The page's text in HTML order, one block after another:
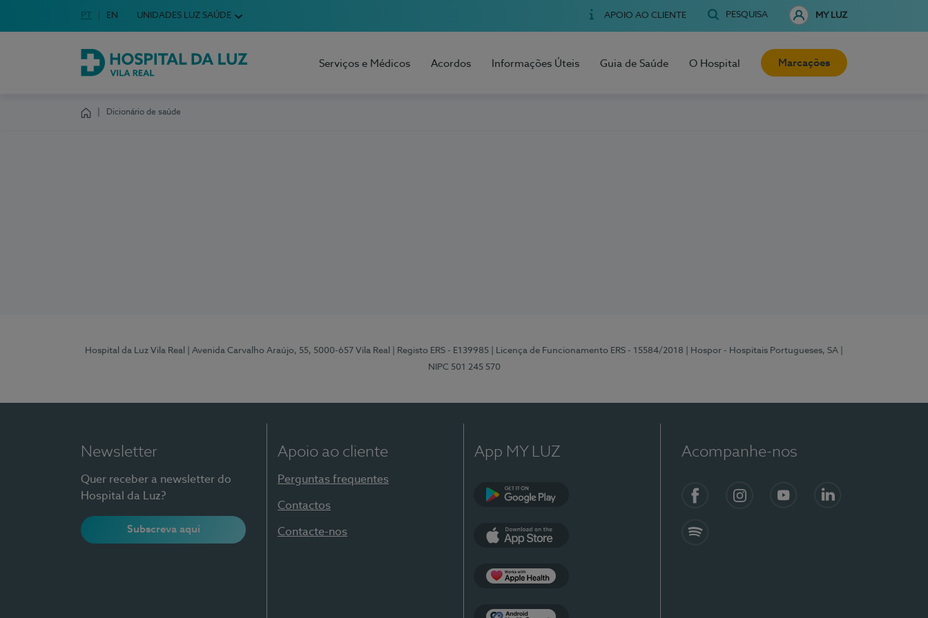
Escolha o seu idioma
Idioma em Português
PT English Language
EN UNIDADES LUZ SAÚDE APOIO AO CLIENTE PESQUISA MY LUZ
Hospital da Luz Vila Real
Serviços e Médicos Acordos Informações Úteis Guia de Saúde O Hospital Marcações
Dicionário de saúde
Hospital da Luz Vila Real | Avenida Carvalho Araújo, 55, 5000-657 Vila Real | Registo ERS - E139985 | Licença de Funcionamento ERS - 15584/2018 | Hospor - Hospitais Portugueses, SA
NIPC 501 245 570
Newsletter
Quer receber a newsletter do
Hospital da Luz?
Subscreva aqui
Apoio ao cliente
Perguntas frequentes
Contactos
Contacte-nos
App MY LUZ Acompanhe-nos